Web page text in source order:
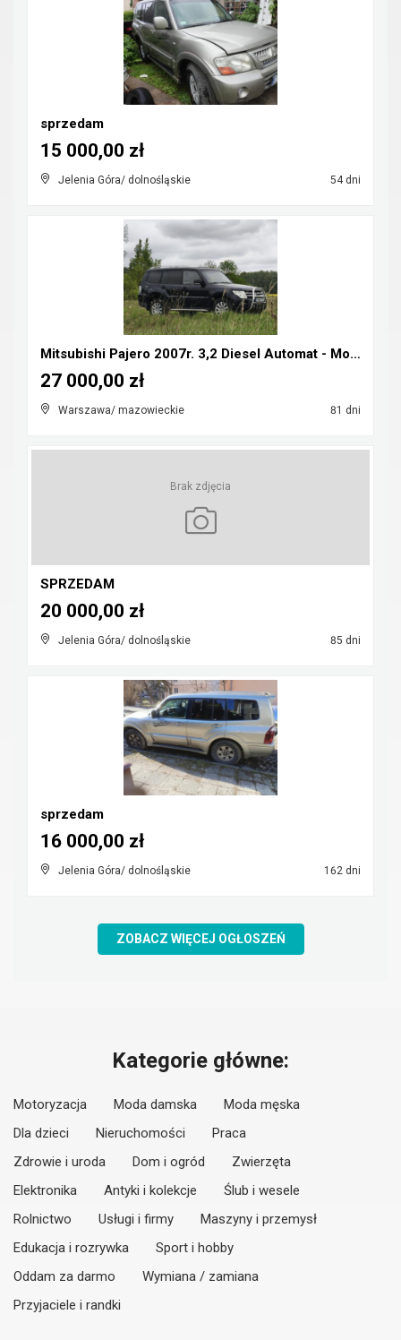
sprzedam
Jelenia Góra/ dolnośląskie 54 dni
15 000,00 zł
Mitsubishi Pajero 2007r. 3,2 Diesel Automat - Możl...
Warszawa/ mazowieckie 81 dni
27 000,00 zł
Brak zdjęcia
SPRZEDAM
Jelenia Góra/ dolnośląskie 85 dni
20 000,00 zł
sprzedam
Jelenia Góra/ dolnośląskie 162 dni
16 000,00 zł
ZOBACZ WIĘCEJ OGŁOSZEŃ
Kategorie główne:
Motoryzacja Moda damska
Moda męska
Dla dzieci
Nieruchomości
Praca
Zdrowie i uroda
Dom i ogród
Zwierzęta
Elektronika
Antyki i kolekcje
Ślub i wesele
Rolnictwo
Usługi i firmy
Maszyny i przemysł
Edukacja i rozrywka
Sport i hobby
Oddam za darmo
Wymiana / zamiana
Przyjaciele i randki